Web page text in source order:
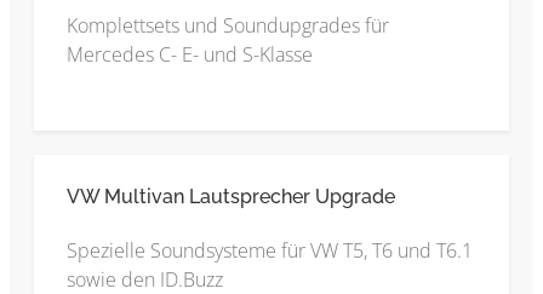
Komplettsets und Soundupgrades für
Mercedes C- E- und S-Klasse
VW Multivan Lautsprecher Upgrade
Spezielle Soundsysteme für VW T5, T6 und T6.1
sowie den ID.Buzz